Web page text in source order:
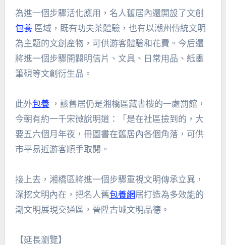
為進一個步驟活化應用，名人舊居內還開設了文創
包養區域，既有功夫茶體驗，也有以潮州傳統文明
為主題的文創產物，可供游客體驗和花費。今后還
將進一個步驟開闢明信片、文具、日常用品、紙墨
筆硯等文創衍生品。
此外包養，該舊居仍是湘橋區藏書樓的一處罰館，
今朝有約一千宋微說明道：「是在社區撿到的，大
要五六個月年夜，冊圖書在舊居內各個角落，可供
市平易近游客順手取閱。
接上去，湘橋區將進一個步驟重視文明傳承立異，
深挖文明內在，把名人舊包養網居打造為多效能的
潮文明展現交通區，晉陞古城文明品德。
【延長瀏覽】